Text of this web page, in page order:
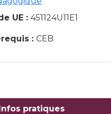
UE :451124U11E1
:CEB
pratiques